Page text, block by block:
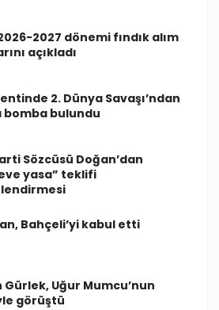
2027 dönemi fındık alım
açıkladı
2. Dünya Savaşı’ndan
bomba bulundu
Sözcüsü Doğan’dan
yasa” teklifi
Bahçeli’yi kabul etti
Gürlek, Uğur Mumcu’nun
görüştü